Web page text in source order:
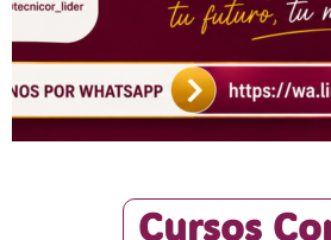
Cursos